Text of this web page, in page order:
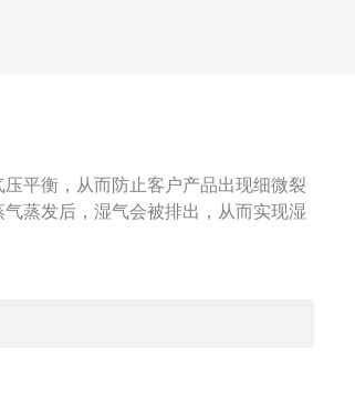
平衡，从而防止客户产品出现细微裂
蒸发后，湿气会被排出，从而实现湿